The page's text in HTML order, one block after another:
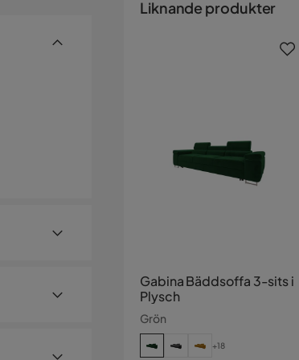
Liknande produkter
Gabina Bäddsoffa 3-sits i
Plysch
Grön
+18